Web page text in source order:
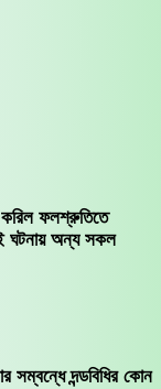
করিল ফলশ্রুতিতে
ঘটনায় অন্য সকল
সম্বন্ধে দন্ডবিধির কোন